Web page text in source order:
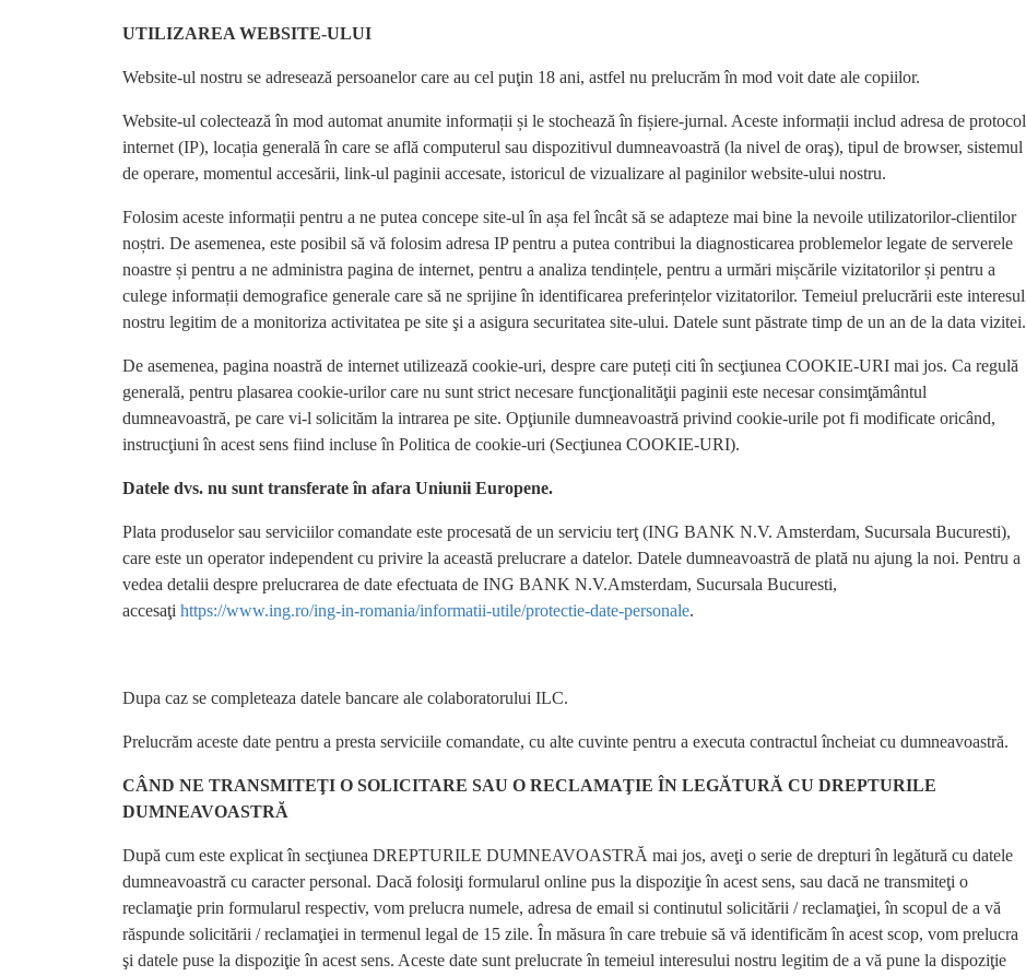
UTILIZAREA WEBSITE-ULUI
Website-ul nostru se adresează persoanelor care au cel puţin 18 ani, astfel nu prelucrăm în mod voit date ale copiilor.
Website-ul colectează în mod automat anumite informații și le stochează în fișiere-jurnal. Aceste informații includ adresa de protocol
internet (IP), locația generală în care se află computerul sau dispozitivul dumneavoastră (la nivel de oraş), tipul de browser, sistemul
de operare, momentul accesării, link-ul paginii accesate, istoricul de vizualizare al paginilor website-ului nostru.
Folosim aceste informații pentru a ne putea concepe site-ul în așa fel încât să se adapteze mai bine la nevoile utilizatorilor-clientilor
noștri. De asemenea, este posibil să vă folosim adresa IP pentru a putea contribui la diagnosticarea problemelor legate de serverele
noastre și pentru a ne administra pagina de internet, pentru a analiza tendințele, pentru a urmări mișcările vizitatorilor și pentru a
culege informații demografice generale care să ne sprijine în identificarea preferințelor vizitatorilor. Temeiul prelucrării este interesul
nostru legitim de a monitoriza activitatea pe site şi a asigura securitatea site-ului. Datele sunt păstrate timp de un an de la data vizitei.
De asemenea, pagina noastră de internet utilizează cookie-uri, despre care puteți citi în secţiunea COOKIE-URI mai jos. Ca regulă
generală, pentru plasarea cookie-urilor care nu sunt strict necesare funcţionalităţii paginii este necesar consimţământul
dumneavoastră, pe care vi-l solicităm la intrarea pe site. Opţiunile dumneavoastră privind cookie-urile pot fi modificate oricând,
instrucţiuni în acest sens fiind incluse în Politica de cookie-uri (Secţiunea COOKIE-URI).
Datele dvs. nu sunt transferate în afara Uniunii Europene.
Plata produselor sau serviciilor comandate este procesată de un serviciu terţ (ING BANK N.V. Amsterdam, Sucursala Bucuresti),
care este un operator independent cu privire la această prelucrare a datelor. Datele dumneavoastră de plată nu ajung la noi. Pentru a
vedea detalii despre prelucrarea de date efectuata de ING BANK N.V.Amsterdam, Sucursala Bucuresti,
accesaţi https://www.ing.ro/ing-in-romania/informatii-utile/protectie-date-personale.
Dupa caz se completeaza datele bancare ale colaboratorului ILC.
Prelucrăm aceste date pentru a presta serviciile comandate, cu alte cuvinte pentru a executa contractul încheiat cu dumneavoastră.
CÂND NE TRANSMITEŢI O SOLICITARE SAU O RECLAMAŢIE ÎN LEGĂTURĂ CU DREPTURILE
DUMNEAVOASTRĂ
După cum este explicat în secţiunea DREPTURILE DUMNEAVOASTRĂ mai jos, aveţi o serie de drepturi în legătură cu datele
dumneavoastră cu caracter personal. Dacă folosiţi formularul online pus la dispoziţie în acest sens, sau dacă ne transmiteţi o
reclamaţie prin formularul respectiv, vom prelucra numele, adresa de email si continutul solicitării / reclamaţiei, în scopul de a vă
răspunde solicitării / reclamaţiei in termenul legal de 15 zile. În măsura în care trebuie să vă identificăm în acest scop, vom prelucra
şi datele puse la dispoziţie în acest sens. Aceste date sunt prelucrate în temeiul interesului nostru legitim de a vă pune la dispoziţie